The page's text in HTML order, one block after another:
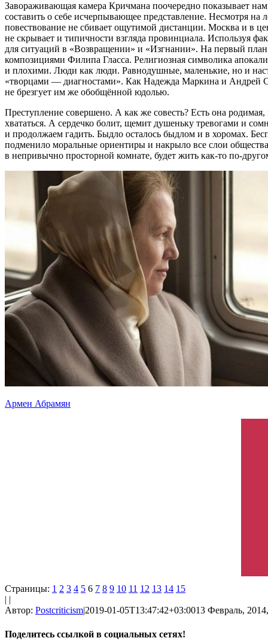
Завораживающая камера Кричмана поочередно показывает
составить о себе исчерпывающее представление. Несмотря на
повествование не сбивает ощутимой дистанции. Москва и в
не скрывает и типичности взгляда провинциала. Используя
для ситуаций в «Возвращении» и «Изгнании». На первый
композициями Филипа Гласса. Религиозная символика
и плохими. Люди как люди. Равнодушные, маленькие, но и
«творцами — диагностами». Как Надежда Маркина и Андрей
не брезгует им же обобщённой юдолью.
Преступление совершено. А как же совесть? Есть она родимая,
хвататься. А сердечко болит, щемит душеньку тревогами и
и продолжаем гадить. Быдло осталось быдлом и в хоромах.
подменило моральные ориентиры и накрыло все слои
в непривычно просторной комнате, будет жить как-то по-
Армен Абрамян
Страницы: 1 2 3 4 5 6 7 8 9 10 11 12 13 14 15
| |
Автор: Postcriticism|2019-01-05T13:47:42+03:0013 Февраль,
Поделитесь ссылкой в социальных сетях!